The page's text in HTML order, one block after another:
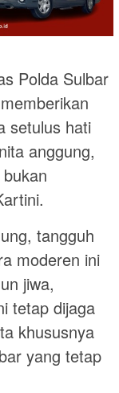
Polda Sulbar
setulus hati
anggung,
tangguh
moderen ini
jiwa,
tetap dijaga
khususnya
yang tetap